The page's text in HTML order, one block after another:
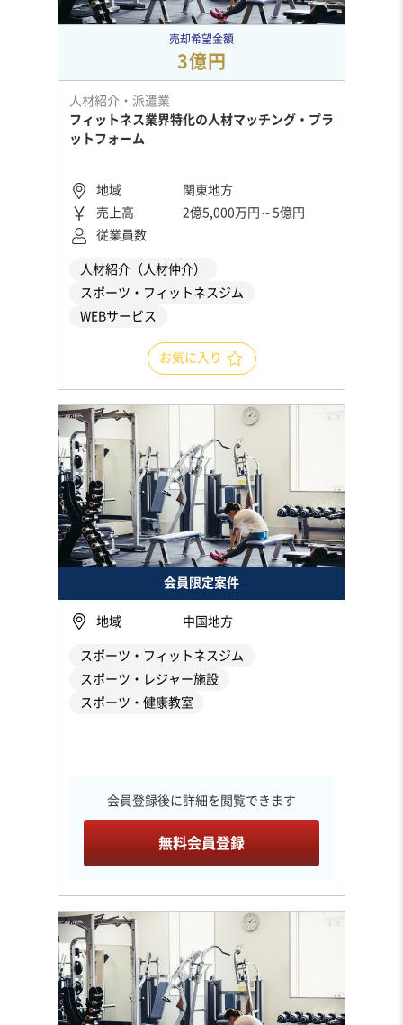
売却希望金額
3億円
人材紹介・派遣業
フィットネス業界特化の人材マッチング・プラ
ットフォーム
地域
関東地方
売上高
2億5,000万円～5億円
従業員数
人材紹介（人材仲介）
スポーツ・フィットネスジム
WEBサービス
お気に入り
会員限定案件
地域 中国地方
スポーツ・フィットネスジム
スポーツ・レジャー施設
スポーツ・健康教室
会員登録後に詳細を閲覧できます
無料会員登録